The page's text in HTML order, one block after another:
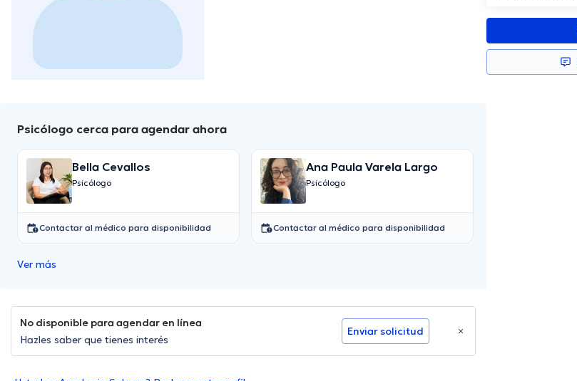
Psicólogo cerca para agendar ahora
Bella Cevallos
Psicólogo
Contactar al médico para disponibilidad
Ana Paula Varela Largo
Psicólogo
Contactar al médico para disponibilidad
Ver más
No disponible para agendar en línea
Hazles saber que tienes interés
Enviar solicitud